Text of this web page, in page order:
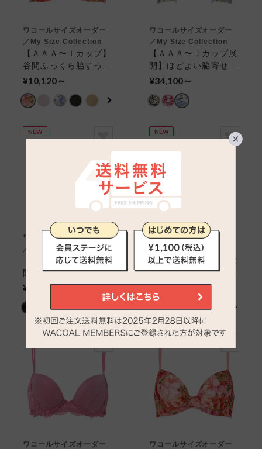
ワコールサイズオーダー
／My Size Collection
【ＡＡＡ〜Ｉカップ】
谷間ふっくら脇すっき
り ３／４カップブラ
¥10,120～
ワコールサイズオーダー
／My Size Collection
【ＡＡＡ〜Ｊカップ展
開】ほどよい脇寄せと
自然なまるみ ４／５
¥34,100～
NEW
ワコールサイズオーダー
／My Size Collection
【ＡＡＡ〜Ｊカップ展
開】ほどよい脇寄せと
自然なまるみ ４／５
¥12,320～
NEW
ワコールサイズオーダー
／My Size Collection
カップ肌側吸汗速乾素
材【ＡＡＡ〜Ｊカップ
展開】ほどよい脇寄せ
と自然なまるみ ４／
５カップブラ
¥12,430～
ワコールサイズオーダー
NEW
ワコールサイズオーダー